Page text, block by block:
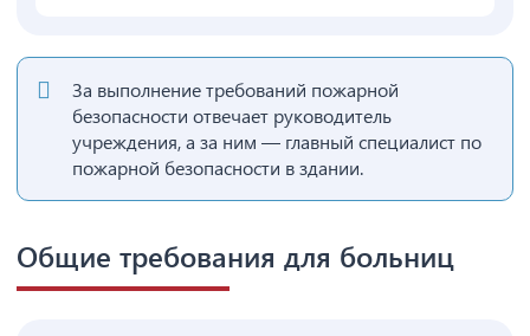
За выполнение требований пожарной
безопасности отвечает руководитель
учреждения, а за ним — главный специалист по
пожарной безопасности в здании.
Общие требования для больниц